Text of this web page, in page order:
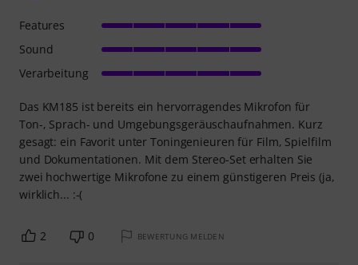
Das KM185 ist bereits ein hervorragendes Mikrofon für
Ton-, Sprach- und Umgebungsgeräuschaufnahmen. Kurz
gesagt: ein Favorit unter Toningenieuren für Film, Spielfilm
und Dokumentationen. Mit dem Stereo-Set erhalten Sie
zwei hochwertige Mikrofone zu einem günstigeren Preis (ja,
wirklich... :-(
Features
Sound
Verarbeitung
2 0 BEWERTUNG MELDEN